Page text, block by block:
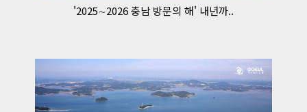
'2025∼2026 충남 방문의 해' 내년까..